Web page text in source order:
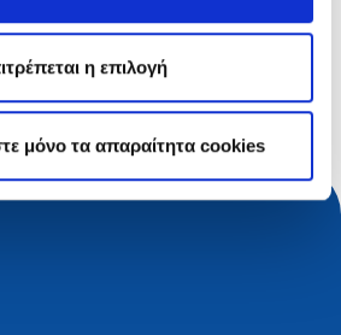
η επιλογή
μόνο τα απαραίτητα cookies